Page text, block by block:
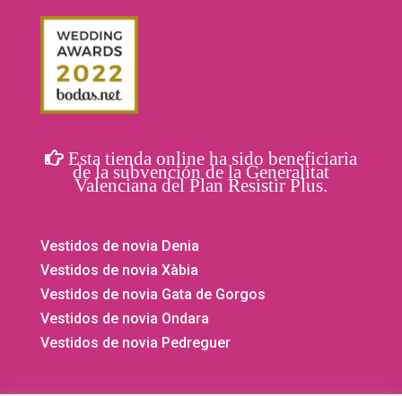
Esta tienda online ha sido beneficiaria
de la subvención de la Generalitat
Valenciana del Plan Resistir Plus.
Vestidos de novia Denia
Vestidos de novia Xàbia
Vestidos de novia Gata de Gorgos
Vestidos de novia Ondara
Vestidos de novia Pedreguer